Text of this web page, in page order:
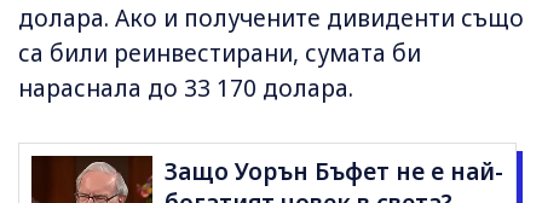
долара. Ако и получените дивиденти също
са били реинвестирани, сумата би
нараснала до 33 170 долара.
Защо Уорън Бъфет не е най-